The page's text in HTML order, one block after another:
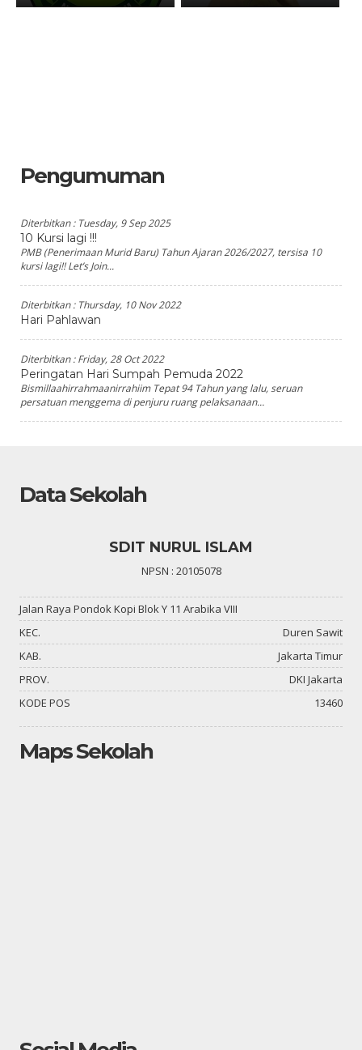
Pengumuman
Diterbitkan : Tuesday, 9 Sep 2025
10 Kursi lagi !!!
PMB (Penerimaan Murid Baru) Tahun Ajaran 2026/2027, tersisa 10
kursi lagi!! Let’s Join...
Diterbitkan : Thursday, 10 Nov 2022
Hari Pahlawan
Diterbitkan :Friday, 28 Oct 2022
Peringatan Hari Sumpah Pemuda 2022
Bismillaahirrahmaanirrahiim Tepat 94 Tahun yang lalu, seruan
persatuan menggema di penjuru ruang pelaksanaan...
Data Sekolah
SDIT NURUL ISLAM
NPSN : 20105078
Jalan Raya Pondok Kopi Blok Y 11 Arabika VIII
KEC.
Duren Sawit
KAB.
Jakarta Timur
PROV.
DKI Jakarta
KODE POS
13460
Maps Sekolah